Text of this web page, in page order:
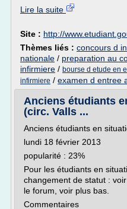
Lire la suite
Site : http://
Thèmes liés : concours d
nationale / preparation au
infirmiere / bourse d etude en
infirmiere / examen d entree
Anciens étudiants
(circ. Valls ...
Anciens étudiants en
lundi 18 février 2013
popularité : 23%
Pour les étudiants en
changement de statut :
le forum, voir plus bas.
Commentaires